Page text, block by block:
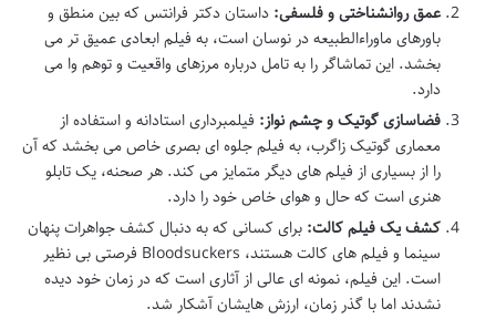
عمق روانشناختی و فلسفی: داستان دکتر فرانتس که بین منطق و
باورهای ماوراءالطبیعه در نوسان است، به فیلم ابعادی عمیق تر می
بخشد. این تماشاگر را به تامل درباره مرزهای واقعیت و توهم وا می
دارد.
فضاسازی گوتیک و چشم نواز: فیلمبرداری استادانه و استفاده از
معماری گوتیک زاگرب، به فیلم جلوه ای بصری خاص می بخشد که آن
را از بسیاری از فیلم های دیگر متمایز می کند. هر صحنه، یک تابلو
هنری است که حال و هوای خاص خود را دارد.
کشف یک فیلم کالت: برای کسانی که به دنبال کشف جواهرات پنهان
سینما و فیلم های کالت هستند، Bloodsuckers فرصتی بی نظیر
است. این فیلم، نمونه ای عالی از آثاری است که در زمان خود دیده
نشدند اما با گذر زمان، ارزش هایشان آشکار شد.